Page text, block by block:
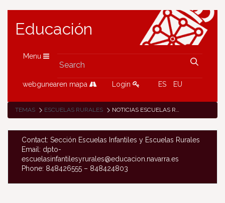
Educación
Menu
webgunearen mapa Login ES EU
TEMAS ESCUELAS RURALES NOTICIAS ESCUELAS RURALES
Contact: Sección Escuelas Infantiles y Escuelas Rurales
Email: dpto-
escuelasinfantilesyrurales@educacion.navarra.es
Phone: 848426555 – 848424803